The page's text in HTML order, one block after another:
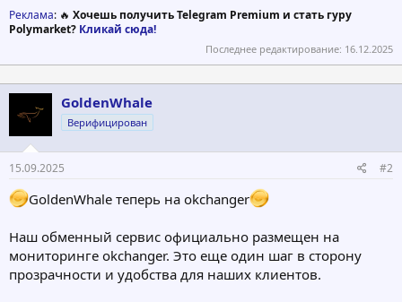
Реклама: 🔥 Хочешь получить Telegram Premium и стать гуру
Polymarket? Кликай сюда!
Последнее редактирование: 16.12.2025
GoldenWhale
Верифицирован
15.09.2025 #2
GoldenWhale теперь на okchanger
Наш обменный сервис официально размещен на
мониторинге okchanger. Это еще один шаг в сторону
прозрачности и удобства для наших клиентов.